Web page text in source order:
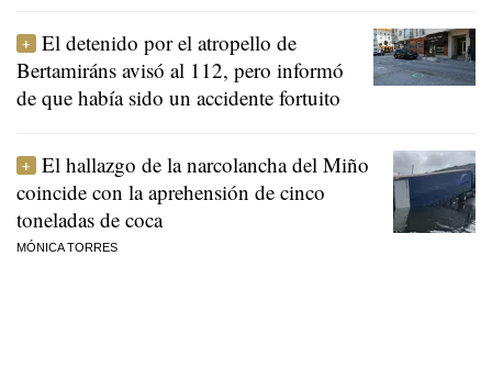
El detenido por el atropello de
Bertamiráns avisó al 112, pero informó
de que había sido un accidente fortuito
El hallazgo de la narcolancha del Miño
coincide con la aprehensión de cinco
toneladas de coca
MÓNICA TORRES